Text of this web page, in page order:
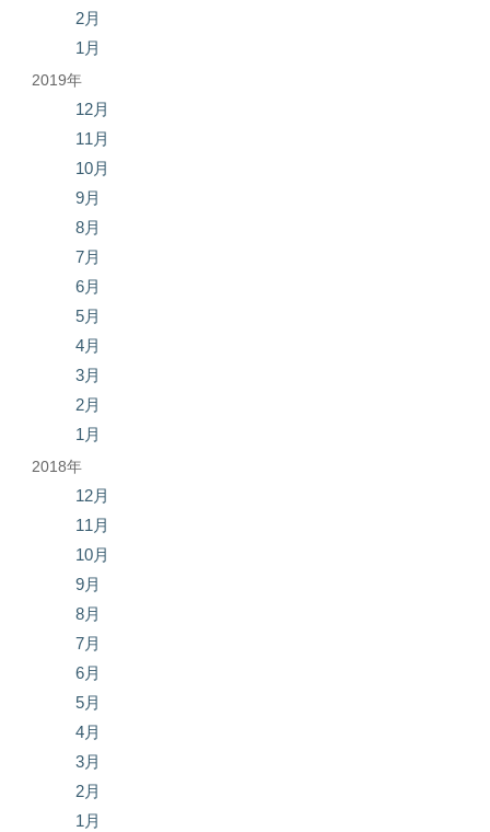
2月
1月
2019年
12月
11月
10月
9月
8月
7月
6月
5月
4月
3月
2月
1月
2018年
12月
11月
10月
9月
8月
7月
6月
5月
4月
3月
2月
1月